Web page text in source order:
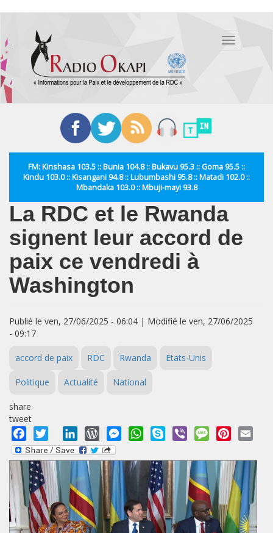
contenu
principal
Toggle
FM: Kinshasa 103.5 :: Bunia 104.8 :: Bukavu 95.3 :: Goma 95.5 ::
Kindu 103.0 :: Kisangani 94.8 :: Lubumbashi 95.8 :: Matadi 102.0 ::
Mbandaka 103.0 :: Mbuji-mayi 93.8
La RDC et le Rwanda
signent leur accord de
paix ce vendredi à
Washington
Publié le ven, 27/06/2025 - 06:04 | Modifié le ven, 27/06/2025
- 09:17
accord de paix RDC Rwanda Etats-Unis
Politique Actualité National
share
tweet
Facebook
Twitter LinkedInWordPressMessengerWhatsApp
Skype Viber MessagePinterest